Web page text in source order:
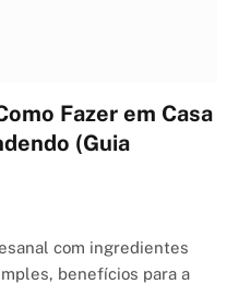
Fazer em Casa
(Guia
com ingredientes
benefícios para a